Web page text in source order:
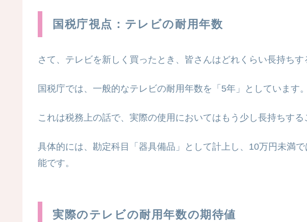
国税庁視点：テレビの耐用年数
さて、テレビを新しく買ったとき、皆さんはどれくらい長持ちす
国税庁では、一般的なテレビの耐用年数を「5年」としています。
これは税務上の話で、実際の使用においてはもう少し長持ちする
具体的には、勘定科目「器具備品」として計上し、10万円未満
能です。
実際のテレビの耐用年数の期待値